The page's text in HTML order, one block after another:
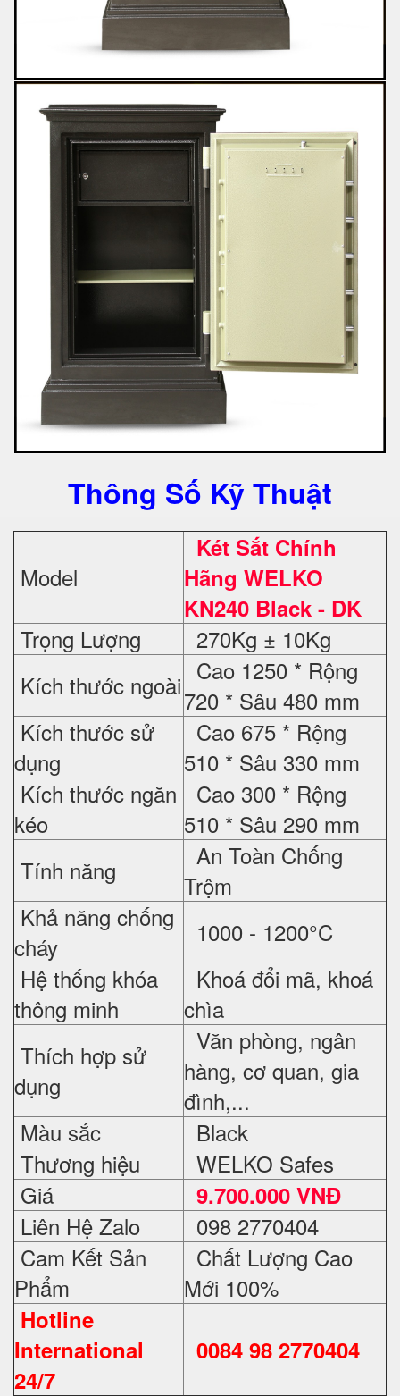
Thông Số Kỹ Thuật
Model
Két Sắt Chính
Hãng WELKO
KN240 Black - DK
Trọng Lượng
270Kg ± 10Kg
Kích thước ngoài Cao 1250 * Rộng
720 * Sâu 480 mm
Kích thước sử
dụng
Cao 675 * Rộng
510 * Sâu 330 mm
Kích thước ngăn
kéo
Cao 300 * Rộng
510 * Sâu 290 mm
Tính năng
An Toàn Chống
Trộm
Khả năng chống
cháy
1000 - 1200°C
Hệ thống khóa
thông minh
Khoá đổi mã, khoá
chìa
Thích hợp sử
dụng
Văn phòng, ngân
hàng, cơ quan, gia
đình,...
Màu sắc
Black
Thương hiệu
WELKO Safes
Giá
9.700.000 VNĐ
Liên Hệ Zalo
098 2770404
Cam Kết Sản
Phẩm
Chất Lượng Cao
Mới 100%
Hotline
International
24/7
0084 98 2770404